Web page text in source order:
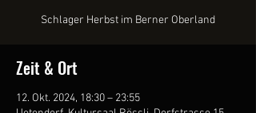
Schlager Herbst im Berner Oberland
Zeit & Ort
12. Okt. 2024, 18:30 – 23:55